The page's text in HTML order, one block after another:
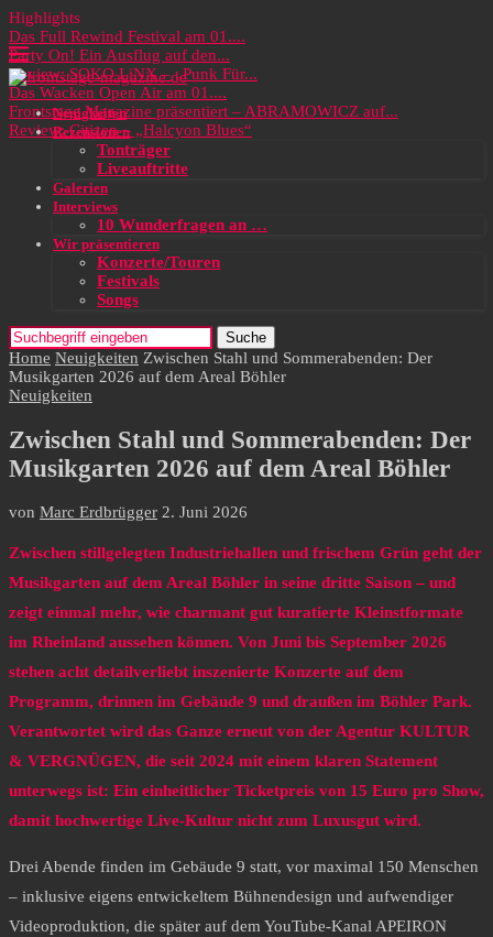
Highlights
Das Full Rewind Festival am 01....
Party On! Ein Ausflug auf den...
Review: SOKO LiNX – „Punk Für...
Das Wacken Open Air am 01....
Frontstage Magazine präsentiert – ABRAMOWICZ auf...
Review: Citizen – „Halcyon Blues“
Neuigkeiten
Rezensionen
Tonträger
Liveauftritte
Galerien
Interviews
10 Wunderfragen an …
Wir präsentieren
Konzerte/Touren
Festivals
Songs
Suche
Home Neuigkeiten Zwischen Stahl und Sommerabenden: Der
Musikgarten 2026 auf dem Areal Böhler
Neuigkeiten
Zwischen Stahl und Sommerabenden: Der
Musikgarten 2026 auf dem Areal Böhler
von Marc Erdbrügger 2. Juni 2026
Zwischen stillgelegten Industriehallen und frischem Grün geht der
Musikgarten auf dem Areal Böhler in seine dritte Saison – und
zeigt einmal mehr, wie charmant gut kuratierte Kleinstformate
im Rheinland aussehen können. Von Juni bis September 2026
stehen acht detailverliebt inszenierte Konzerte auf dem
Programm, drinnen im Gebäude 9 und draußen im Böhler Park.
Verantwortet wird das Ganze erneut von der Agentur KULTUR
& VERGNÜGEN, die seit 2024 mit einem klaren Statement
unterwegs ist: Ein einheitlicher Ticketpreis von 15 Euro pro Show,
damit hochwertige Live-Kultur nicht zum Luxusgut wird.
Drei Abende finden im Gebäude 9 statt, vor maximal 150 Menschen
– inklusive eigens entwickeltem Bühnendesign und aufwendiger
Videoproduktion, die später auf dem YouTube-Kanal APEIRON